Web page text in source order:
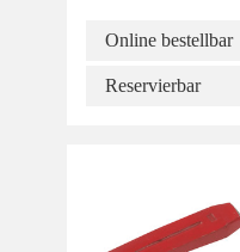
Online bestellbar
Reservierbar